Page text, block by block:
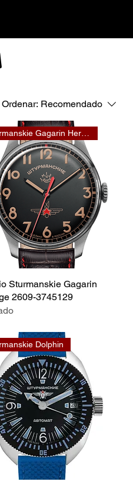
Ordenar: Recomendado
Sturmanskie Gagarin
2609-3745129
Dolphin